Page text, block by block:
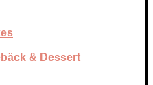
& Dessert